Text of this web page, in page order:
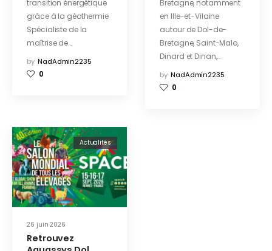
grâce à la
géothermie
transition énergétique
grâce à la géothermie
Spécialiste de la
maîtrise de…
by NadAdmin2235
0
Bretagne, notamment
en Ille-et-Vilaine
autour de Dol-de-
Bretagne, Saint-Malo,
Dinard et Dinan,…
by NadAdmin2235
0
26 juin 2026
Actualités
Retrouvez